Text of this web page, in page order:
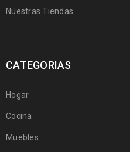
Nuestras Tiendas
CATEGORIAS
Hogar
Cocina
Muebles